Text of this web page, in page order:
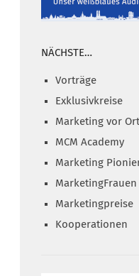
NÄCHSTE…
Vorträge
Exklusivkreise
Marketing vor Ort
MCM Academy
Marketing
MarketingFrauen
Marketingpreise
Kooperationen